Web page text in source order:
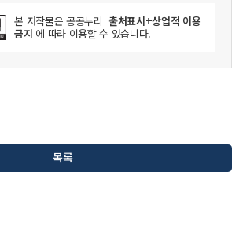
본 저작물은 공공누리 출처표시+상업적 이용
금지 에 따라 이용할 수 있습니다.
목록